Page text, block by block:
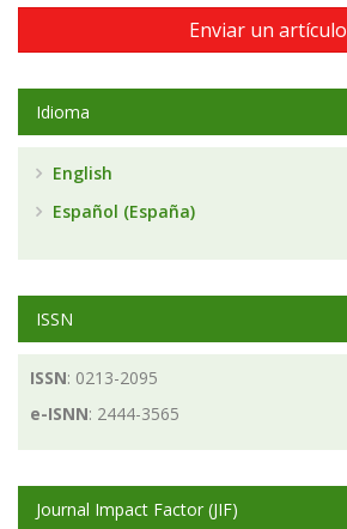
Enviar un artículo
Idioma
English
Español (España)
ISSN
ISSN: 0213-2095
e-ISNN: 2444-3565
Journal Impact Factor (JIF)